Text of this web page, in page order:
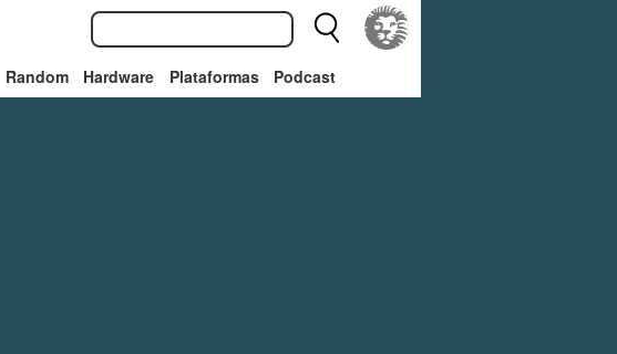
Random Hardware Plataformas Podcast